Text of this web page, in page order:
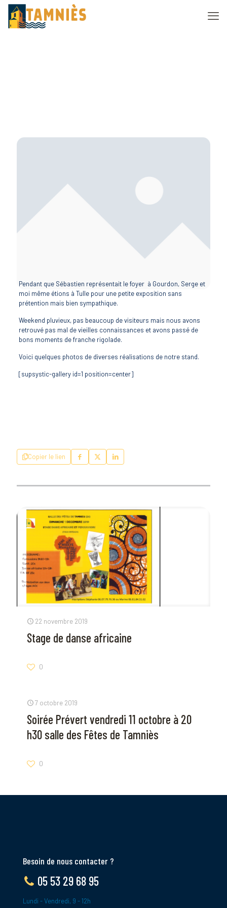
Pendant que Sébastien représentait le foyer à Gourdon, Serge et
moi même étions à Tulle pour une petite exposition sans
prétention mais bien sympathique.
Weekend pluvieux, pas beaucoup de visiteurs mais nous avons
retrouvé pas mal de vieilles connaissances et avons passé de
bons moments de franche rigolade.
Voici quelques photos de diverses réalisations de notre stand.
[supsystic-gallery id=1 position=center]
Copier le lien
22 novembre 2019
Stage de danse africaine
0
7 octobre 2019
Soirée Prévert vendredi 11 octobre à 20
h30 salle des Fêtes de Tamniès
0
Besoin de nous contacter ?
05 53 29 68 95
Lundi - Vendredi, 9 - 12h